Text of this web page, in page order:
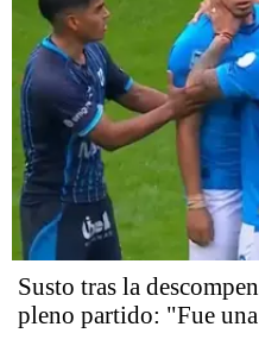
Susto tras la
pleno partido: "Fue